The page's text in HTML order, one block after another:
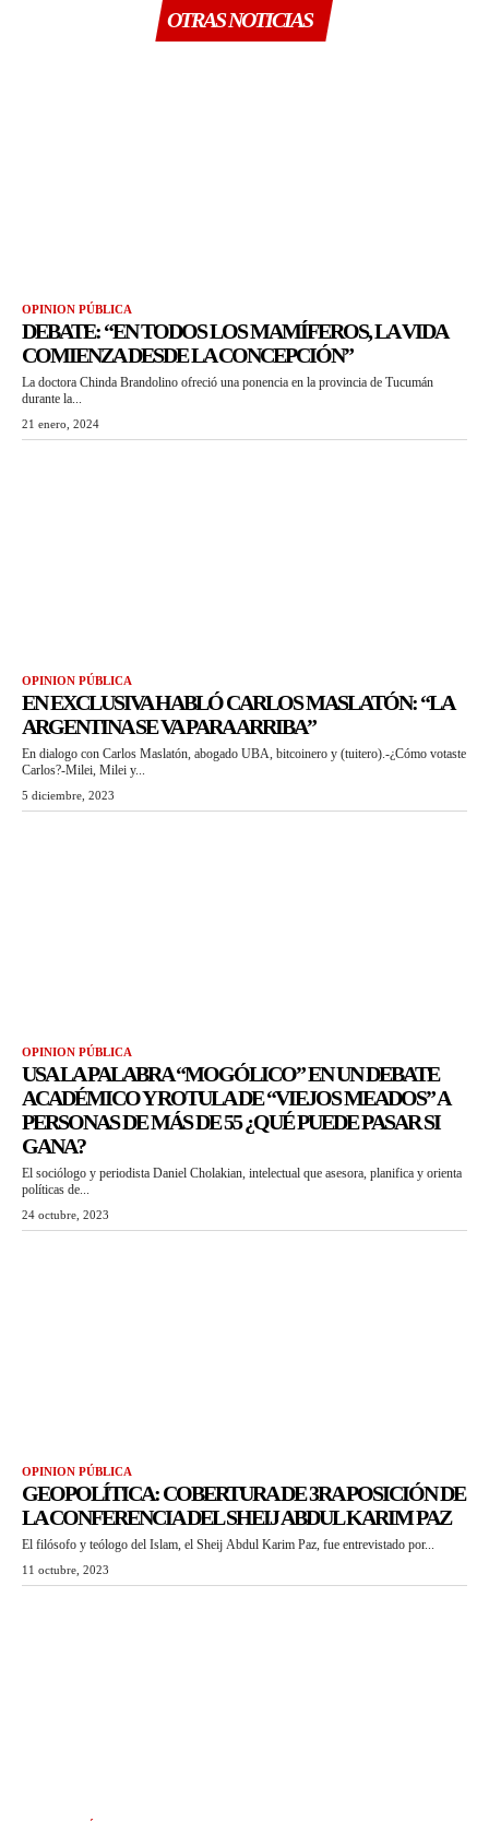
OTRAS NOTICIAS
OPINION PÚBLICA
DEBATE: “EN TODOS LOS MAMÍFEROS, LA VIDA
COMIENZA DESDE LA CONCEPCIÓN”
La doctora Chinda Brandolino ofreció una ponencia en la provincia de Tucumán
durante la...
21 enero, 2024
OPINION PÚBLICA
EN EXCLUSIVA HABLÓ CARLOS MASLATÓN: “LA
ARGENTINA SE VA PARA ARRIBA”
En dialogo con Carlos Maslatón, abogado UBA, bitcoinero y (tuitero).-¿Cómo votaste
Carlos?-Milei, Milei y...
5 diciembre, 2023
OPINION PÚBLICA
USA LA PALABRA “MOGÓLICO” EN UN DEBATE
ACADÉMICO Y ROTULA DE “VIEJOS MEADOS” A
PERSONAS DE MÁS DE 55 ¿QUÉ PUEDE PASAR SI
GANA?
El sociólogo y periodista Daniel Cholakian, intelectual que asesora, planifica y orienta
políticas de...
24 octubre, 2023
OPINION PÚBLICA
GEOPOLÍTICA: COBERTURA DE 3RA POSICIÓN DE
LA CONFERENCIA DEL SHEIJ ABDUL KARIM PAZ
El filósofo y teólogo del Islam, el Sheij Abdul Karim Paz, fue entrevistado por...
11 octubre, 2023